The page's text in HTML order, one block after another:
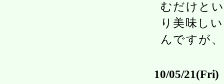
むだけと
り美味し
んですが
10/05/21(Fri)